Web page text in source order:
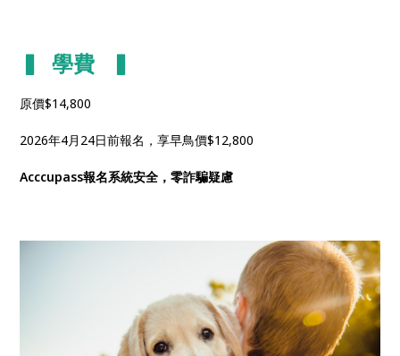
▍ 學費 ▍
原價$14,800
2026年4月24日前報名，享早鳥價$12,800
Acccupass報名系統安全，零詐騙疑慮